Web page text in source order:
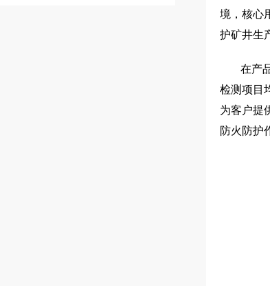
境，核心
护矿井生
在产
检测项目
为客户提
防火防护